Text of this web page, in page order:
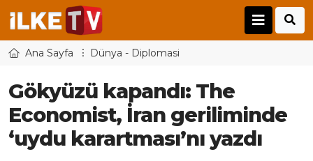
Ana Sayfa Dünya - Diplomasi
Gökyüzü kapandı: The
Economist, İran geriliminde
‘uydu karartması’nı yazdı